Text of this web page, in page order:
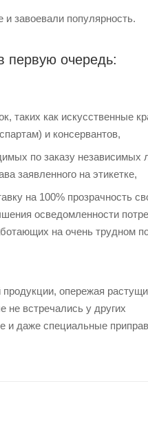
завоевали популярность.
первую очередь:
таких как искусственные
и консервантов,
по заказу независимых
заявленного на этикетке,
на 100% прозрачность
осведомленности
на очень трудном
продукции, опережая
встречались у других
и даже специальные